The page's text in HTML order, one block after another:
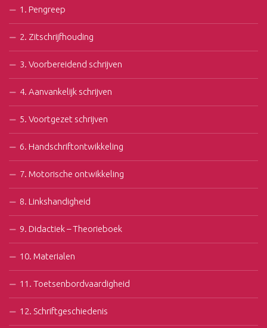
1. Pengreep
2. Zitschrijfhouding
3. Voorbereidend schrijven
4. Aanvankelijk schrijven
5. Voortgezet schrijven
6. Handschriftontwikkeling
7. Motorische ontwikkeling
8. Linkshandigheid
9. Didactiek – Theorieboek
10. Materialen
11. Toetsenbordvaardigheid
12. Schriftgeschiedenis